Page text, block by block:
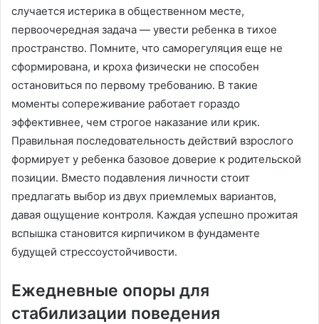
случается истерика в общественном месте,
первоочередная задача — увести ребенка в тихое
пространство․ Помните, что саморегуляция еще не
сформирована, и кроха физически не способен
остановиться по первому требованию․ В такие
моменты сопереживание работает гораздо
эффективнее, чем строгое наказание или крик․
Правильная последовательность действий взрослого
формирует у ребенка базовое доверие к родительской
позиции․ Вместо подавления личности стоит
предлагать выбор из двух приемлемых вариантов,
давая ощущение контроля․ Каждая успешно прожитая
вспышка становится кирпичиком в фундаменте
будущей стрессоустойчивости․
Ежедневные опоры для
стабилизации поведения